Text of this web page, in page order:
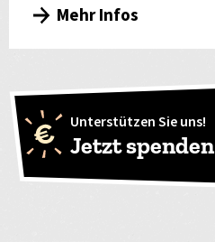
Mehr Infos
Unterstützen Sie uns!
Jetzt spenden